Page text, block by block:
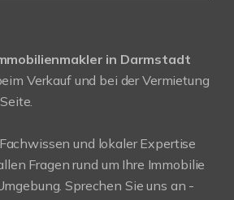
in Darmstadt
Verkauf und bei der Vermietung
und lokaler Expertise
Fragen rund um Ihre Immobilie
Sprechen Sie uns an -